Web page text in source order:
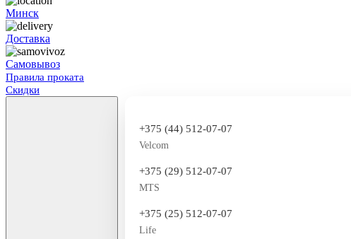
Минск
Доставка
Самовывоз
Правила проката
Скидки
+375 (44) 512-07-07
Velcom
+375 (29) 512-07-07
MTS
+375 (25) 512-07-07
Life